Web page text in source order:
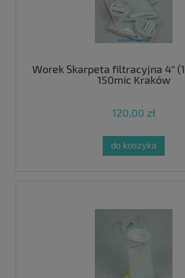
Worek Skarpeta filtracyjna 4"
150mic Kraków
120,00 zł
do koszyka